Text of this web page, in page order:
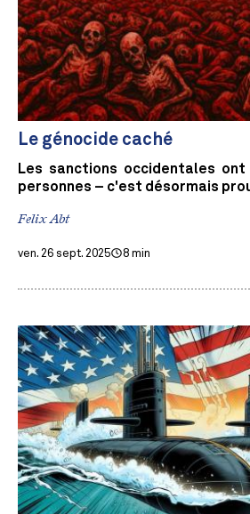
Le génocide caché
Les sanctions occidentales
personnes – c'est désormais
Felix Abt
ven. 26 sept. 2025 8 min